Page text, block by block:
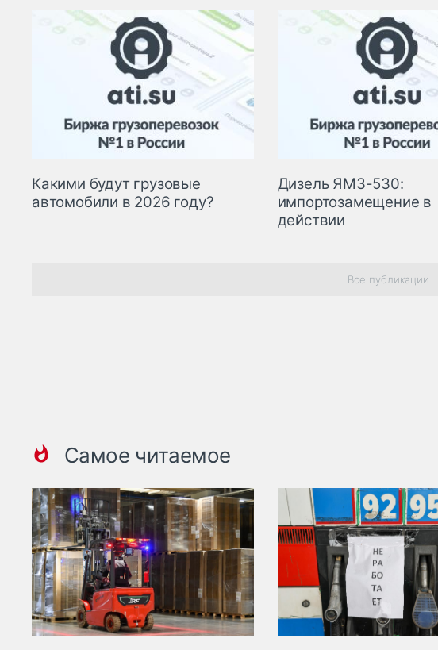
Какими будут грузовые
автомобили в 2026 году?
Дизель ЯМЗ-530:
импортозамещение в
действии
Все публикации
Самое читаемое